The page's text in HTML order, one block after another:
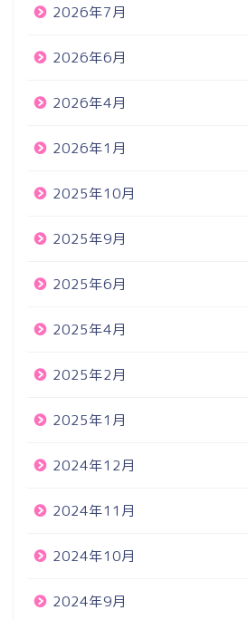
2026年7月
2026年6月
2026年4月
2026年1月
2025年10月
2025年9月
2025年6月
2025年4月
2025年2月
2025年1月
2024年12月
2024年11月
2024年10月
2024年9月